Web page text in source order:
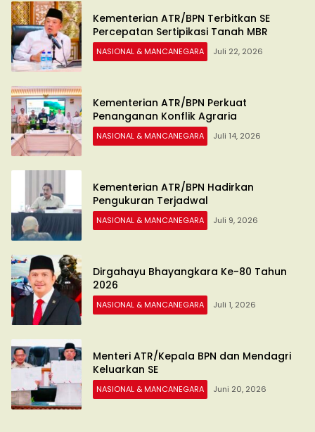
Kementerian ATR/BPN Terbitkan SE
Percepatan Sertipikasi Tanah MBR
NASIONAL & MANCANEGARA Juli 22, 2026
Kementerian ATR/BPN Perkuat
Penanganan Konflik Agraria
NASIONAL & MANCANEGARA Juli 14, 2026
Kementerian ATR/BPN Hadirkan
Pengukuran Terjadwal
NASIONAL & MANCANEGARA Juli 9, 2026
Dirgahayu Bhayangkara Ke-80 Tahun
2026
NASIONAL & MANCANEGARA Juli 1, 2026
Menteri ATR/Kepala BPN dan Mendagri
Keluarkan SE
NASIONAL & MANCANEGARA Juni 20, 2026